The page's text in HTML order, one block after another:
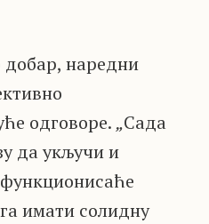
добар, наредни
одговоре. „Сада
да укључи и
имати солидну